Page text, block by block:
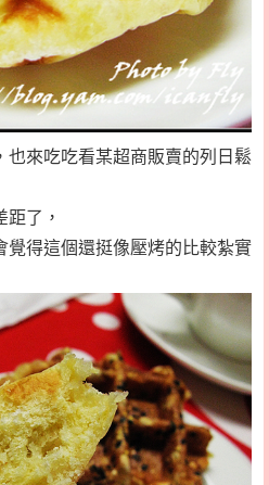
也來吃吃看某超商販賣的列日鬆
了，
覺得這個還挺像壓烤的比較紮實